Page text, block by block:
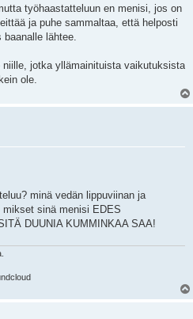
työhaastatteluun en menisi, jos on
ja puhe sammaltaa, että helposti
lähtee.
niille, jotka yllämainituista vaikutuksista
ole.
minä vedän lippuviinan ja
sinä menisi EDES
DUUNIA KUMMINKAA SAA!